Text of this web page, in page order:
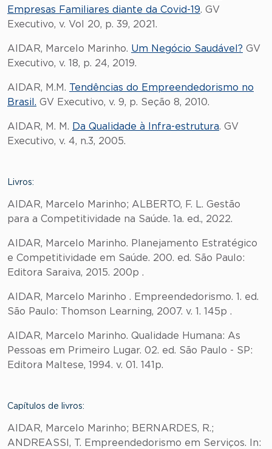
Empresas Familiares diante da Covid-19. GV
Executivo, v. Vol 20, p. 39, 2021.
AIDAR, Marcelo Marinho. Um Negócio Saudável? GV
Executivo, v. 18, p. 24, 2019.
AIDAR, M.M. Tendências do Empreendedorismo no
Brasil. GV Executivo, v. 9, p. Seção 8, 2010.
AIDAR, M. M. Da Qualidade à Infra-estrutura. GV
Executivo, v. 4, n.3, 2005.
Livros:
AIDAR, Marcelo Marinho; ALBERTO, F. L. Gestão
para a Competitividade na Saúde. 1a. ed., 2022.
AIDAR, Marcelo Marinho. Planejamento Estratégico
e Competitividade em Saúde. 200. ed. São Paulo:
Editora Saraiva, 2015. 200p .
AIDAR, Marcelo Marinho . Empreendedorismo. 1. ed.
São Paulo: Thomson Learning, 2007. v. 1. 145p .
AIDAR, Marcelo Marinho. Qualidade Humana: As
Pessoas em Primeiro Lugar. 02. ed. São Paulo - SP:
Editora Maltese, 1994. v. 01. 141p.
Capítulos de livros:
AIDAR, Marcelo Marinho; BERNARDES, R.;
ANDREASSI, T. Empreendedorismo em Serviços. In: